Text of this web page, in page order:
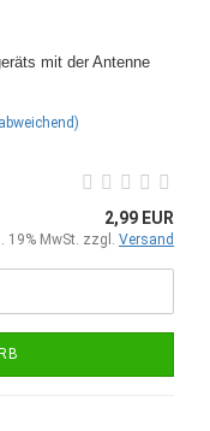
mit der Antenne
2,99 EUR
19% MwSt. zzgl. Versand